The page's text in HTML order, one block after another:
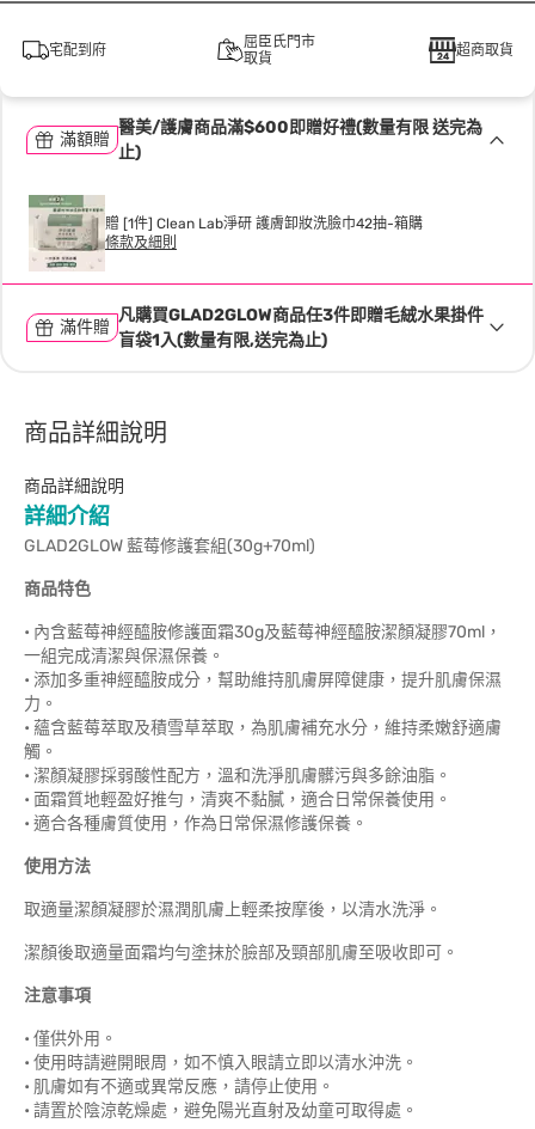
宅配到府
屈臣氏門市
取貨
超商取貨
滿額贈
醫美/護膚商品滿$600即贈好禮(數量有限 送完為
止)
贈 [1件] Clean Lab淨研 護膚卸妝洗臉巾42抽-箱購
條款及細則
滿件贈
凡購買GLAD2GLOW商品任3件即贈毛絨水果掛件
盲袋1入(數量有限,送完為止)
商品詳細說明
商品詳細說明
詳細介紹
GLAD2GLOW 藍莓修護套組(30g+70ml)
商品特色
• 內含藍莓神經醯胺修護面霜30g及藍莓神經醯胺潔顏凝膠70ml，
一組完成清潔與保濕保養。
• 添加多重神經醯胺成分，幫助維持肌膚屏障健康，提升肌膚保濕
力。
• 蘊含藍莓萃取及積雪草萃取，為肌膚補充水分，維持柔嫩舒適膚
觸。
• 潔顏凝膠採弱酸性配方，溫和洗淨肌膚髒污與多餘油脂。
• 面霜質地輕盈好推勻，清爽不黏膩，適合日常保養使用。
• 適合各種膚質使用，作為日常保濕修護保養。
使用方法
取適量潔顏凝膠於濕潤肌膚上輕柔按摩後，以清水洗淨。
潔顏後取適量面霜均勻塗抹於臉部及頸部肌膚至吸收即可。
注意事項
• 僅供外用。
• 使用時請避開眼周，如不慎入眼請立即以清水沖洗。
• 肌膚如有不適或異常反應，請停止使用。
• 請置於陰涼乾燥處，避免陽光直射及幼童可取得處。